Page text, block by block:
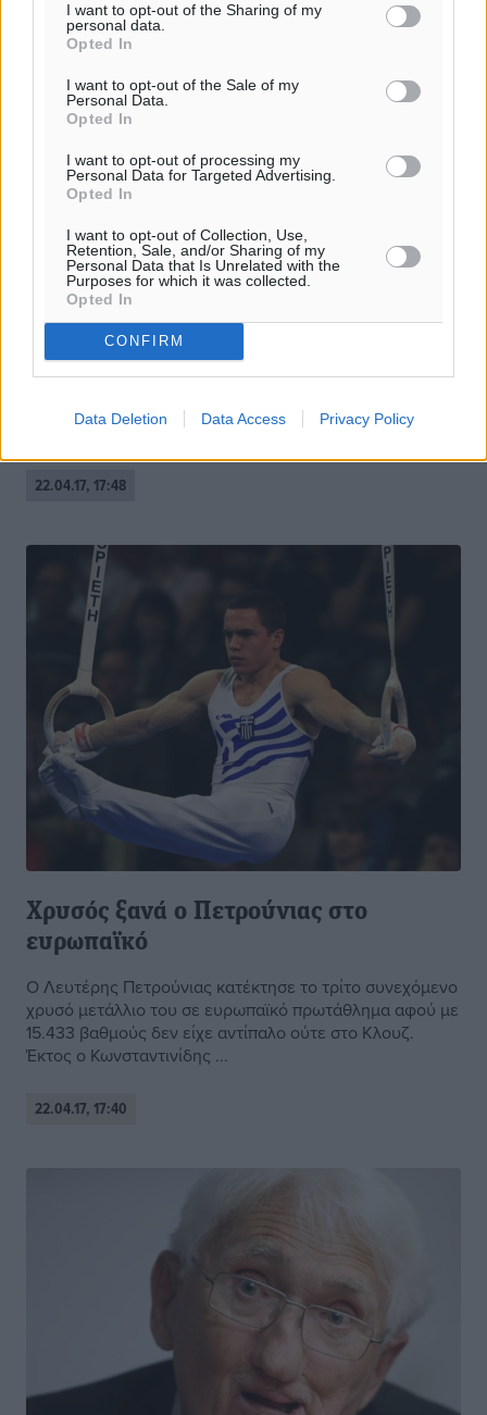
I want to opt-out of the Sharing of my
personal data.
Opted In
I want to opt-out of the Sale of my
Personal Data.
Opted In
I want to opt-out of processing my
Personal Data for Targeted Advertising.
Opted In
I want to opt-out of Collection, Use,
Retention, Sale, and/or Sharing of my
Personal Data that Is Unrelated with the
Purposes for which it was collected.
Opted In
CONFIRM
Data Deletion Data Access Privacy Policy
Τα μέτρα και τα αντίμετρα σε έναν
νόμο με πολλά άρθρα
Με έναν νόμο μεν, αλλά ενδεχομένως με περισσότερα
μέτρων και αντίμετρων της κυβέρνησης που θα
επισφραγίσει την ολοκλήρωση ...
22.04.17, 17:48
Χρυσός ξανά ο Πετρούνιας στο
ευρωπαϊκό
Ο Λευτέρης Πετρούνιας κατέκτησε το τρίτο συνεχόμενο
χρυσό μετάλλιο του σε ευρωπαϊκό πρωτάθλημα αφού με
15.433 βαθμούς δεν είχε αντίπαλο ούτε στο Κλουζ.
Έκτος ο Κωνσταντινίδης ...
22.04.17, 17:40